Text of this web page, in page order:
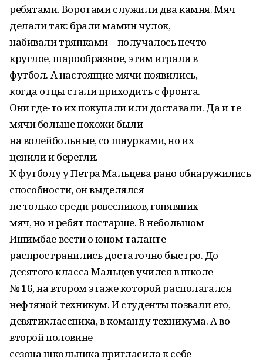
ребятами. Воротами служили два камня. Мяч
делали так: брали мамин чулок,
набивали тряпками – получалось нечто
круглое, шарообразное, этим играли в
футбол. А настоящие мячи появились,
когда отцы стали приходить с фронта.
Они где-то их покупали или доставали. Да и те
мячи больше похожи были
на волейбольные, со шнурками, но их
ценили и берегли.
К футболу у Петра Мальцева рано обнаружились
способности, он выделялся
не только среди ровесников, гонявших
мяч, но и ребят постарше. В небольшом
Ишимбае вести о юном таланте
распространились достаточно быстро. До
десятого класса Мальцев учился в школе
№ 16, на втором этаже которой располагался
нефтяной техникум. И студенты позвали его,
девятиклассника, в команду техникума. А во
второй половине
сезона школьника пригласила к себе